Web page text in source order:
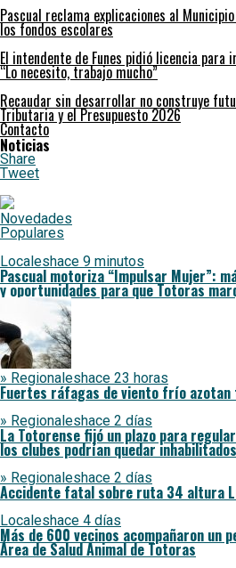
Pascual reclama explicaciones al
los fondos escolares
El intendente de Funes pidió licencia para
“Lo necesito, trabajo mucho”
Recaudar sin desarrollar no construye
Tributaria y el Presupuesto 2026
Contacto
Noticias
Share
Tweet
Novedades
Populares
Localeshace 9 minutos
Pascual motoriza “Impulsar Mujer”:
y oportunidades para que Totoras
» Regionaleshace 23 horas
Fuertes ráfagas de viento frío
» Regionaleshace 2 días
La Totorense fijó un plazo para
los clubes podrían quedar inhabilitados
» Regionaleshace 2 días
Accidente fatal sobre ruta 34 altura
Localeshace 4 días
Más de 600 vecinos acompañaron un
Área de Salud Animal de Totoras